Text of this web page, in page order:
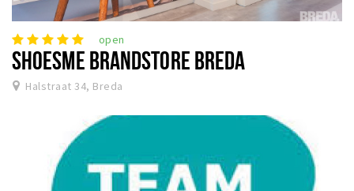
open
SHOESME BRANDSTORE BREDA
Halstraat 34, Breda